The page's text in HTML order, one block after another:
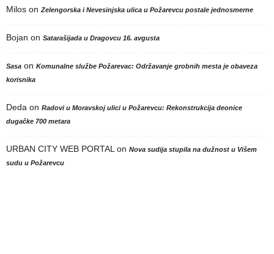
Milos on Zelengorska i Nevesinjska ulica u Požarevcu postale jednosmerne
Bojan on Satarašijada u Dragovcu 16. avgusta
Sasa on Komunalne službe Požarevac: Održavanje grobnih mesta je obaveza
korisnika
Deda on Radovi u Moravskoj ulici u Požarevcu: Rekonstrukcija deonice
dugačke 700 metara
URBAN CITY WEB PORTAL on Nova sudija stupila na dužnost u Višem
sudu u Požarevcu